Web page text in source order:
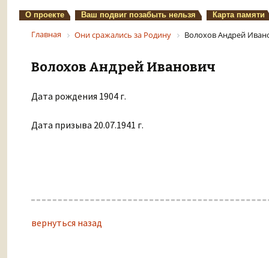
О проекте Ваш подвиг позабыть нельзя Карта памяти
Главная Они сражались за Родину Волохов Андрей
Волохов Андрей Иванович
Дата рождения 1904 г.
Дата призыва 20.07.1941 г.
вернуться назад